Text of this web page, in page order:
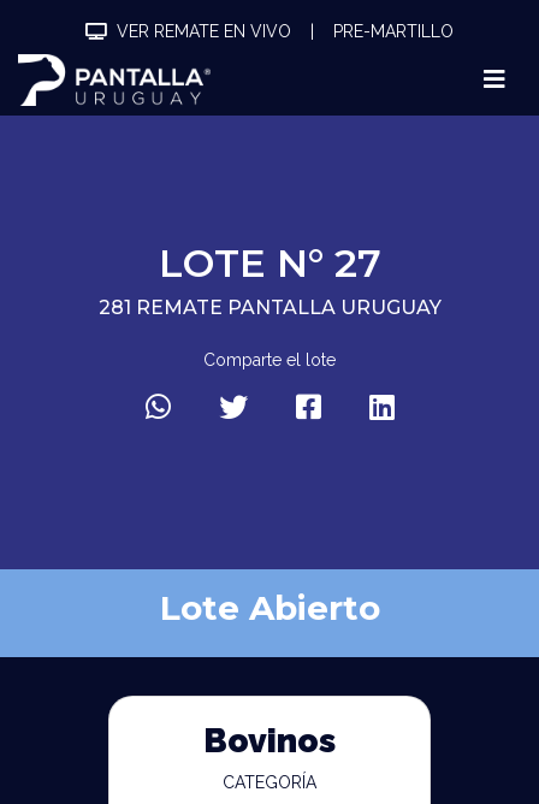
VER REMATE EN VIVO PRE-MARTILLO
LOTE N° 27
281 REMATE PANTALLA URUGUAY
Comparte el lote
Lote Abierto
Bovinos
CATEGORÍA